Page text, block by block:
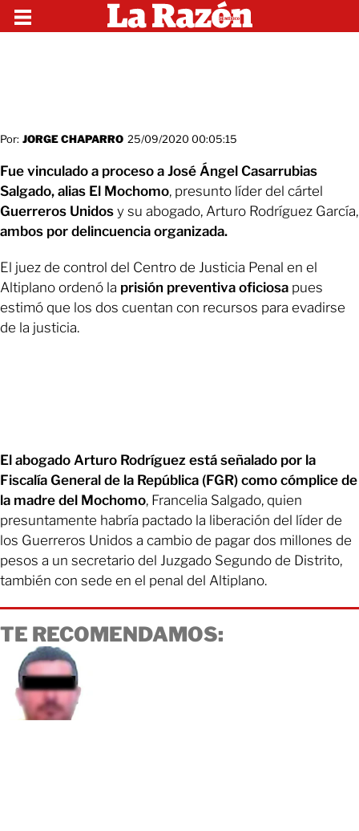
Por: JORGE CHAPARRO 25/09/2020 00:05:15
Fue vinculado a proceso a José Ángel Casarrubias
Salgado, alias El Mochomo, presunto líder del cártel
Guerreros Unidos y su abogado, Arturo Rodríguez García,
ambos por delincuencia organizada.
El juez de control del Centro de Justicia Penal en el
Altiplano ordenó la prisión preventiva oficiosa pues
estimó que los dos cuentan con recursos para evadirse
de la justicia.
El abogado Arturo Rodríguez está señalado por la
Fiscalía General de la República (FGR) como cómplice de
la madre del Mochomo, Francelia Salgado, quien
presuntamente habría pactado la liberación del líder de
los Guerreros Unidos a cambio de pagar dos millones de
pesos a un secretario del Juzgado Segundo de Distrito,
también con sede en el penal del Altiplano.
TE RECOMENDAMOS: